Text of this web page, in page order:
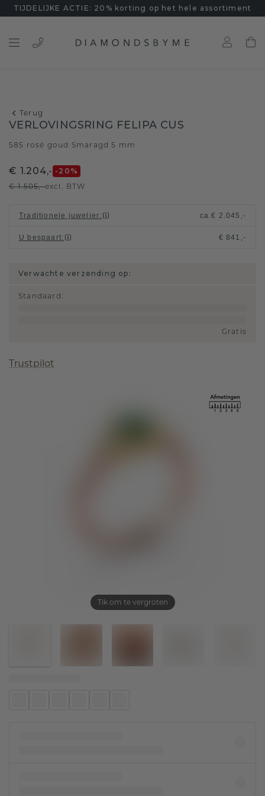
TIJDELIJKE ACTIE: 20% korting op het hele assortiment
Terug
Tik om te vergroten
VERLOVINGSRING FELIPA CUS
585 rosé goud Smaragd 5 mm
€ 1.204,- -20 %
€ 1.505,-excl. BTW
Traditionele juwelier: ca.€ 2.045,-
U bespaart: € 841,-
Verwachte verzending op:
Standaard :
Gratis
Trustpilot